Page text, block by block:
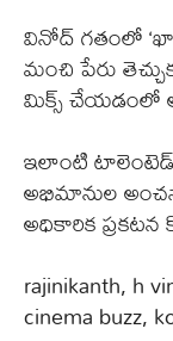
వినోద్‌ గతంలో
మంచి పేరు
మిక్స్ చేయడంలో
ఇలాంటి
అభిమానుల
అధికారిక
rajinikanth, h
cinema buzz,